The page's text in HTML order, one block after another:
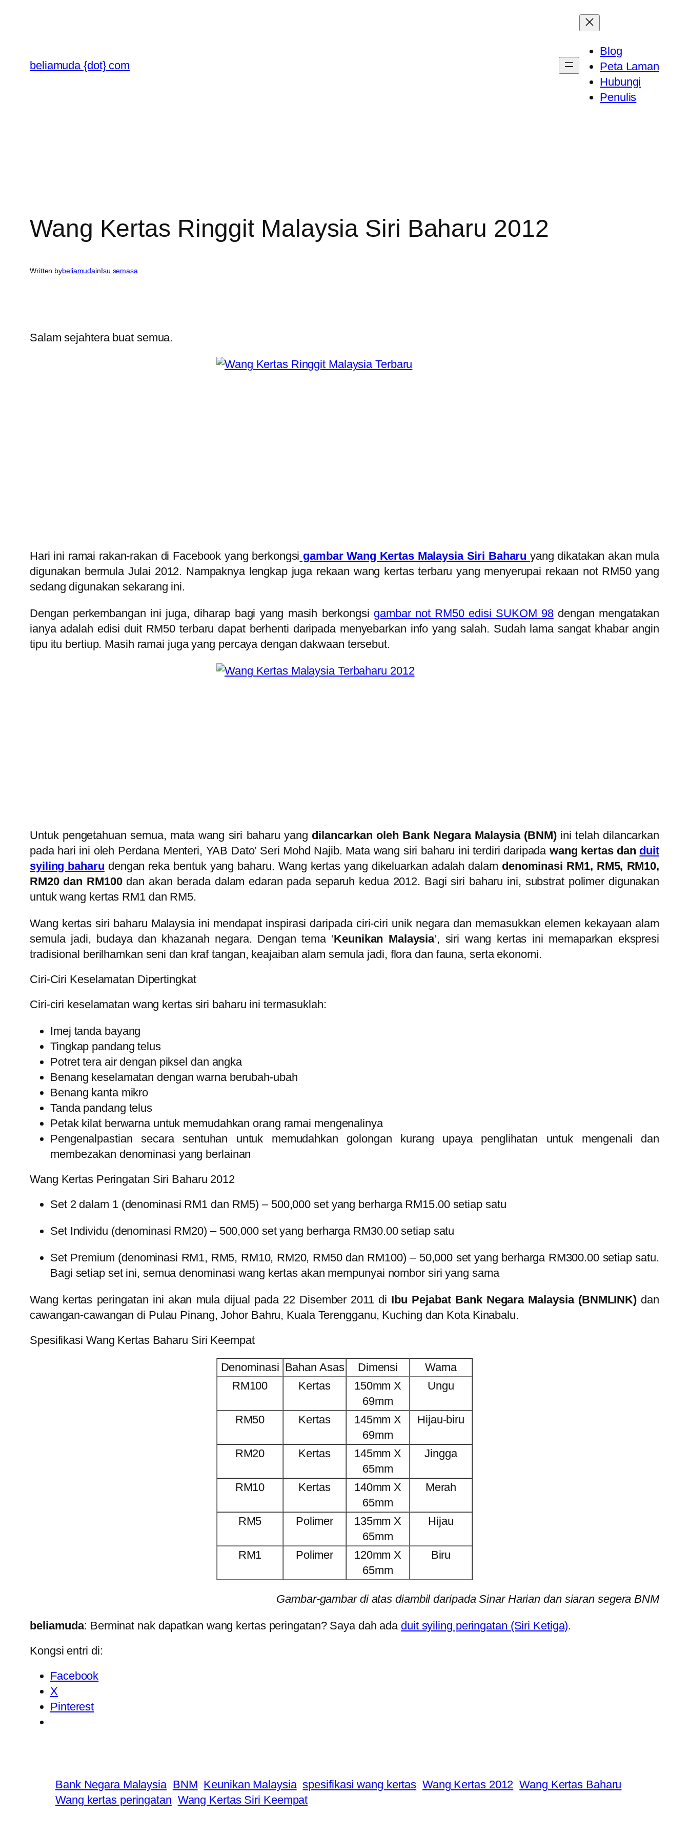
beliamuda {dot} com
Blog
Peta Laman
Hubungi
Penulis
Wang Kertas Ringgit Malaysia Siri Baharu 2012
Written bybeliamudainIsu semasa
Salam sejahtera buat semua.
Hari ini ramai rakan-rakan di Facebook yang berkongsi gambar Wang Kertas Malaysia Siri Baharu yang dikatakan akan mula
digunakan bermula Julai 2012. Nampaknya lengkap juga rekaan wang kertas terbaru yang menyerupai rekaan not RM50 yang
sedang digunakan sekarang ini.
Dengan perkembangan ini juga, diharap bagi yang masih berkongsi gambar not RM50 edisi SUKOM 98dengan mengatakan
ianya adalah edisi duit RM50 terbaru dapat berhenti daripada menyebarkan info yang salah. Sudah lama sangat khabar angin
tipu itu bertiup. Masih ramai juga yang percaya dengan dakwaan tersebut.
Untuk pengetahuan semua, mata wang siri baharu yang dilancarkan oleh Bank Negara Malaysia (BNM)ini telah dilancarkan
pada hari ini oleh Perdana Menteri, YAB Dato’ Seri Mohd Najib. Mata wang siri baharu ini terdiri daripadawang kertas dan duit
syiling baharu dengan reka bentuk yang baharu. Wang kertas yang dikeluarkan adalah dalam denominasi RM1, RM5, RM10,
RM20 dan RM100dan akan berada dalam edaran pada separuh kedua 2012. Bagi siri baharu ini, substrat polimer digunakan
untuk wang kertas RM1 dan RM5.
Wang kertas siri baharu Malaysia ini mendapat inspirasi daripada ciri-ciri unik negara dan memasukkan elemen kekayaan alam
semula jadi, budaya dan khazanah negara. Dengan tema ‘Keunikan Malaysia‘, siri wang kertas ini memaparkan ekspresi
tradisional berilhamkan seni dan kraf tangan, keajaiban alam semula jadi, flora dan fauna, serta ekonomi.
Ciri-Ciri Keselamatan Dipertingkat
Ciri-ciri keselamatan wang kertas siri baharu ini termasuklah:
Imej tanda bayang
Tingkap pandang telus
Potret tera air dengan piksel dan angka
Benang keselamatan dengan warna berubah-ubah
Benang kanta mikro
Tanda pandang telus
Petak kilat berwarna untuk memudahkan orang ramai mengenalinya
Pengenalpastian secara sentuhan untuk memudahkan golongan kurang upaya penglihatan untuk mengenali dan
membezakan denominasi yang berlainan
Wang Kertas Peringatan Siri Baharu 2012
Set 2 dalam 1 (denominasi RM1 dan RM5) – 500,000 set yang berharga RM15.00 setiap satu
Set Individu (denominasi RM20) – 500,000 set yang berharga RM30.00 setiap satu
Set Premium (denominasi RM1, RM5, RM10, RM20, RM50 dan RM100) – 50,000 set yang berharga RM300.00 setiap satu.
Bagi setiap set ini, semua denominasi wang kertas akan mempunyai nombor siri yang sama
Wang kertas peringatan ini akan mula dijual pada 22 Disember 2011 di Ibu Pejabat Bank Negara Malaysia (BNMLINK) dan
cawangan-cawangan di Pulau Pinang, Johor Bahru, Kuala Terengganu, Kuching dan Kota Kinabalu.
Spesifikasi Wang Kertas Baharu Siri Keempat
Denominasi Bahan Asas Dimensi
Warna
RM100
Kertas
150mm X
69mm
Ungu
RM50 Kertas
145mm X
69mm
Hijau-biru
RM20 Kertas
145mm X
65mm
Jingga
RM10 Kertas
140mm X
65mm
Merah
RM5 Polimer
135mm X
65mm
Hijau
RM1 Polimer
120mm X
65mm
Biru
Gambar-gambar di atas diambil daripada Sinar Harian dan siaran segera BNM
beliamuda: Berminat nak dapatkan wang kertas peringatan? Saya dah ada duit syiling peringatan (Siri Ketiga).
Kongsi entri di:
Facebook
X
Pinterest
Bank Negara Malaysia BNM Keunikan Malaysia spesifikasi wang kertas Wang Kertas 2012 Wang Kertas Baharu
Wang kertas peringatan Wang Kertas Siri Keempat